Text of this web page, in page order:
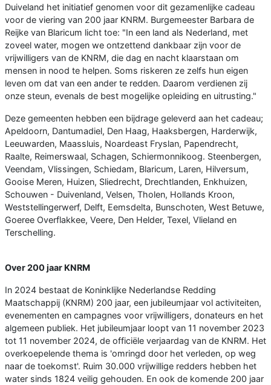
Duiveland het initiatief genomen voor dit gezamenlijke cadeau
voor de viering van 200 jaar KNRM. Burgemeester Barbara de
Reijke van Blaricum licht toe: "In een land als Nederland, met
zoveel water, mogen we ontzettend dankbaar zijn voor de
vrijwilligers van de KNRM, die dag en nacht klaarstaan om
mensen in nood te helpen. Soms riskeren ze zelfs hun eigen
leven om dat van een ander te redden. Daarom verdienen zij
onze steun, evenals de best mogelijke opleiding en uitrusting."
Deze gemeenten hebben een bijdrage geleverd aan het cadeau;
Apeldoorn, Dantumadiel, Den Haag, Haaksbergen, Harderwijk,
Leeuwarden, Maassluis, Noardeast Fryslan, Papendrecht,
Raalte, Reimerswaal, Schagen, Schiermonnikoog. Steenbergen,
Veendam, Vlissingen, Schiedam, Blaricum, Laren, Hilversum,
Gooise Meren, Huizen, Sliedrecht, Drechtlanden, Enkhuizen,
Schouwen - Duivenland, Velsen, Tholen, Hollands Kroon,
Weststellingerwerf, Delft, Eemsdelta, Bunschoten, West Betuwe,
Goeree Overflakkee, Veere, Den Helder, Texel, Vlieland en
Terschelling.
Over 200 jaar KNRM
In 2024 bestaat de Koninklijke Nederlandse Redding
Maatschappij (KNRM) 200 jaar, een jubileumjaar vol activiteiten,
evenementen en campagnes voor vrijwilligers, donateurs en het
algemeen publiek. Het jubileumjaar loopt van 11 november 2023
tot 11 november 2024, de officiële verjaardag van de KNRM. Het
overkoepelende thema is 'omringd door het verleden, op weg
naar de toekomst'. Ruim 30.000 vrijwillige redders hebben het
water sinds 1824 veilig gehouden. En ook de komende 200 jaar